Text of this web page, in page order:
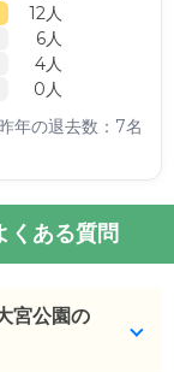
12人
6人
4人
0人
年の退去数：7名
くある質問
宮公園の